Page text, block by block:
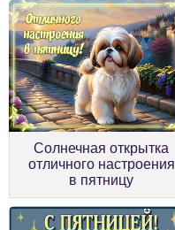
Солнечная открытка
отличного настроения
в пятницу